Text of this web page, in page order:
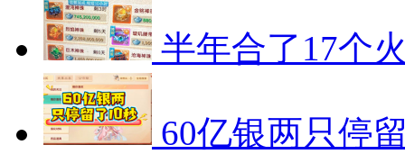
半年合了17个
60亿银两只停